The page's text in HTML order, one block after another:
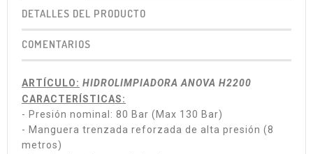
DETALLES DEL PRODUCTO
COMENTARIOS
ARTÍCULO: HIDROLIMPIADORA ANOVA H2200
CARACTERÍSTICAS:
- Presión nominal: 80 Bar (Max 130 Bar)
- Manguera trenzada reforzada de alta presión (8
metros)